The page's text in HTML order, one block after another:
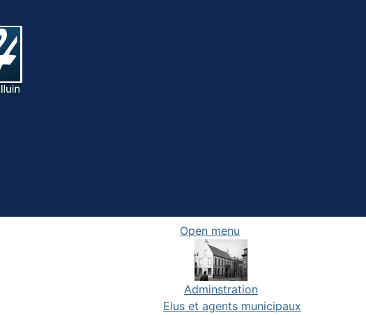
Open menu
Adminstration
Elus et agents municipaux